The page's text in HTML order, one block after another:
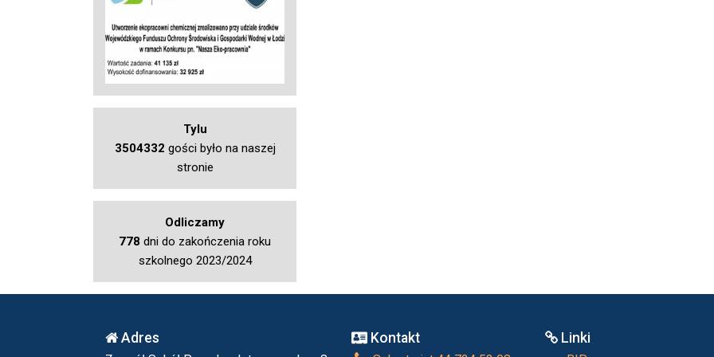
Tylu
3504332 gości było na naszej
stronie
Odliczamy
778 dni do zakończenia roku
szkolnego 2023/2024
Adres Kontakt Linki